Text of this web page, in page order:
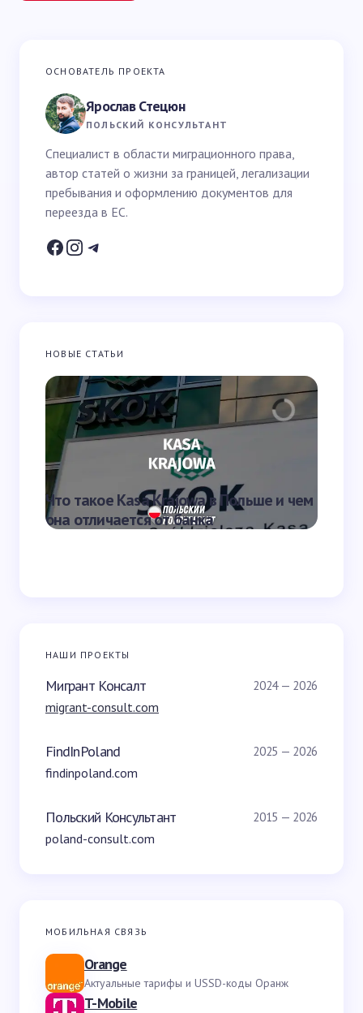
Ваш адрес email не будет опубликован.
Ваш вопрос *
Ваше имя *
Email *
Запомнить имя и email для следующих
комментариев
Отправить
ОСНОВАТЕЛЬ ПРОЕКТА
Ярослав Стецюн
ПОЛЬСКИЙ КОНСУЛЬТАНТ
Специалист в области миграционного права,
автор статей о жизни за границей, легализации
пребывания и оформлению документов для
переезда в ЕС.
НОВЫЕ СТАТЬИ
Что такое Kasa Krajowa в Польше и чем
она отличается от банка
НАШИ ПРОЕКТЫ
Мигрант Консалт 2024 — 2026
migrant-consult.com
FindInPoland 2025 — 2026
findinpoland.com
Польский Консультант 2015 — 2026
poland-consult.com
МОБИЛЬНАЯ СВЯЗЬ
Orange
Актуальные тарифы и USSD-коды Оранж
T-Mobile